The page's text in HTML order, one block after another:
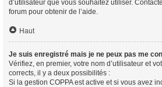
d’utilisateur que vous souhaitez utiliser.
forum pour obtenir de l’aide.
Haut
Je suis enregistré mais je ne peux pas me
Vérifiez, en premier, votre nom d’utilisateur et
corrects, il y a deux possibilités :
Si la gestion COPPA est active et si vous avez